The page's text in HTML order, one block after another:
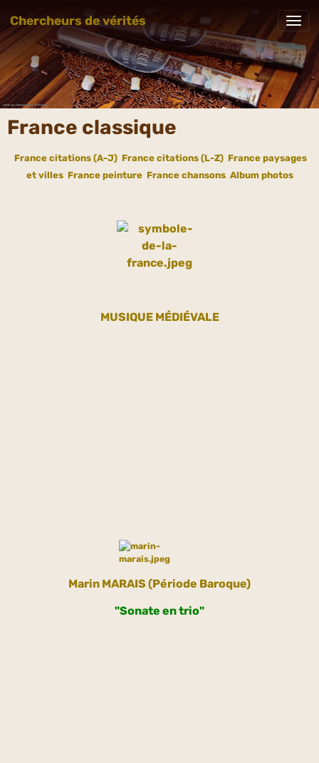
Chercheurs de vérités
France classique
France citations (A-J) France citations (L-Z) France paysages
et villes France peinture France chansons Album photos
MUSIQUE MÉDIÉVALE
Marin MARAIS (Période Baroque)
"Sonate en trio"